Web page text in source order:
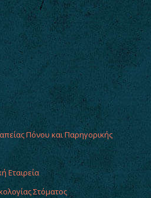
Πόνου και Παρηγορικής
Εταιρεία
Στόματος